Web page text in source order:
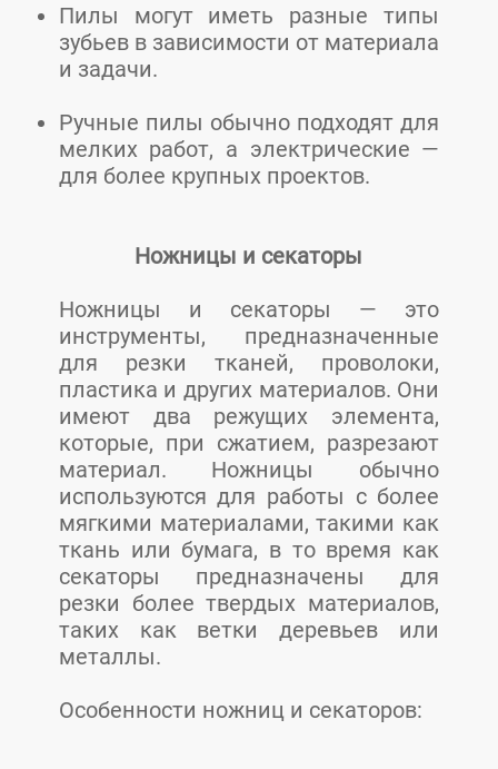
Пилы могут иметь разные типы
зубьев в зависимости от материала
и задачи.
Ручные пилы обычно подходят для
мелких работ, а электрические —
для более крупных проектов.
Ножницы и секаторы
Ножницы и секаторы — это
инструменты, предназначенные
для резки тканей, проволоки,
пластика и других материалов. Они
имеют два режущих элемента,
которые, при сжатием, разрезают
материал. Ножницы обычно
используются для работы с более
мягкими материалами, такими как
ткань или бумага, в то время как
секаторы предназначены для
резки более твердых материалов,
таких как ветки деревьев или
металлы.
Особенности ножниц и секаторов: